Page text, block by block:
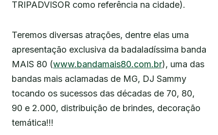
TRIPADVISOR como referência na cidade).
Teremos diversas atrações, dentre elas uma
apresentação exclusiva da badaladíssima banda
MAIS 80 (www.bandamais80.com.br), uma das
bandas mais aclamadas de MG, DJ Sammy
tocando os sucessos das décadas de 70, 80,
90 e 2.000, distribuição de brindes, decoração
temática!!!